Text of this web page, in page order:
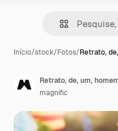
Início/stock/Fotos/Retrato,
magnific